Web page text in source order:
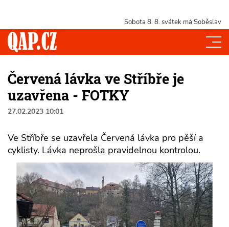
Sobota 8. 8. svátek má Soběslav
Červená lávka ve Stříbře je
uzavřena - FOTKY
27.02.2023 10:01
Ve Stříbře se uzavřela Červená lávka pro pěší a
cyklisty. Lávka neprošla pravidelnou kontrolou.